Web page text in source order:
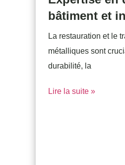
bâtiment et
La restauration et le
métalliques sont
durabilité, la
Lire la suite »